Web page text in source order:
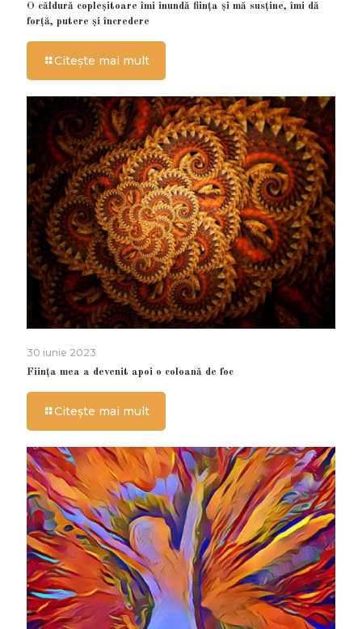
O căldură copleșitoare îmi inundă ființa și mă susține, îmi dă
forță, putere și încredere
Citește mai mult
30 iunie 2023
Ființa mea a devenit apoi o coloană de foc
Citește mai mult